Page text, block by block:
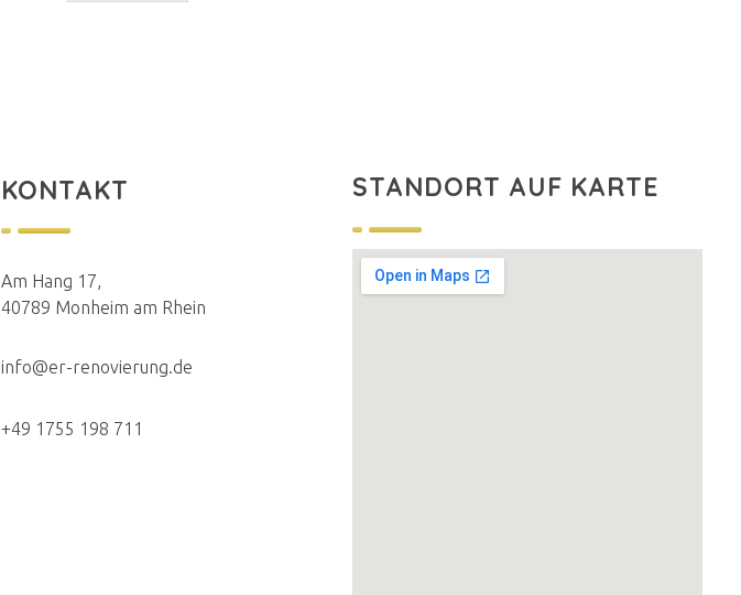
KONTAKT
Am Hang 17,
40789 Monheim am Rhein
info@er-renovierung.de
+49 1755 198 711
STANDORT AUF KARTE